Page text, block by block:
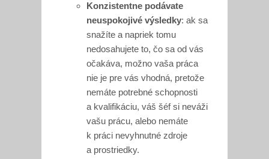
Konzistentne podávate
neuspokojivé výsledky: ak sa
snažíte a napriek tomu
nedosahujete to, čo sa od vás
očakáva, možno vaša práca
nie je pre vás vhodná, pretože
nemáte potrebné schopnosti
a kvalifikáciu, váš šéf si neváži
vašu prácu, alebo nemáte
k práci nevyhnutné zdroje
a prostriedky.